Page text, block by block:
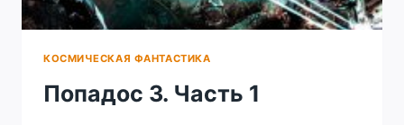
КОСМИЧЕСКАЯ ФАНТАСТИКА
Попадос 3. Часть 1